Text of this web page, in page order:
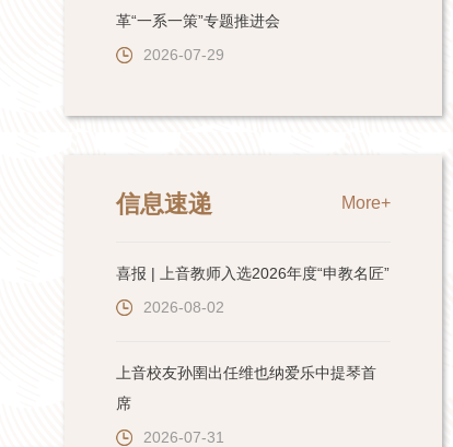
革“一系一策”专题推进会
2026-07-29
信息速递 More+
喜报 | 上音教师入选2026年度“申教名匠”
2026-08-02
上音校友孙圉出任维也纳爱乐中提琴首
席
2026-07-31